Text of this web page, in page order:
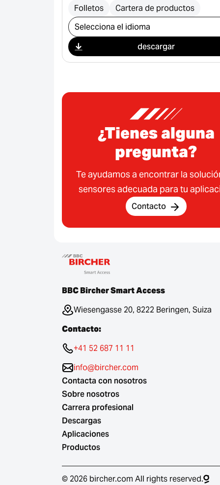
Folletos Cartera de productos
Seleccionar descarga
descargar
¿Tienes alguna
pregunta?
Te ayudamos a encontrar la
sensores adecuada para tu
Contacto
BBC Bircher Smart Access
Wiesengasse 20, 8222 Beringen, Suiza
Contacto:
+41 52 687 11 11
info@bircher.com
Contacta con nosotros
Sobre nosotros
Carrera profesional
Descargas
Aplicaciones
Productos
© 2026 bircher.com All rights reserved.